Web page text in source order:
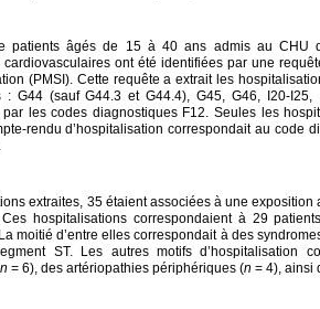
patients âgés de 15 à 40 ans admis au CHU
ont été identifiées par une
(PMSI). Cette requête a extrait les
: G44 (sauf G44.3 et G44.4), G45, G46, I20-I25,
les codes diagnostiques F12. Seules les
rendu d’hospitalisation correspondait au code
extraites, 35 étaient associées à une
hospitalisations correspondaient à 29
moitié d’entre elles correspondait à des
ST. Les autres motifs d’hospitalisation
n = 6), des artériopathies périphériques (n = 4), ainsi